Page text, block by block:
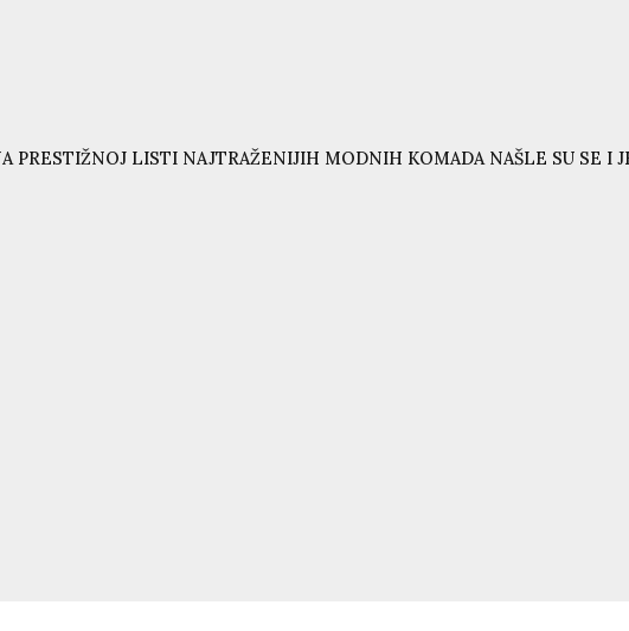
PRESTIŽNOJ LISTI NAJTRAŽENIJIH MODNIH KOMADA NAŠLE SU SE I